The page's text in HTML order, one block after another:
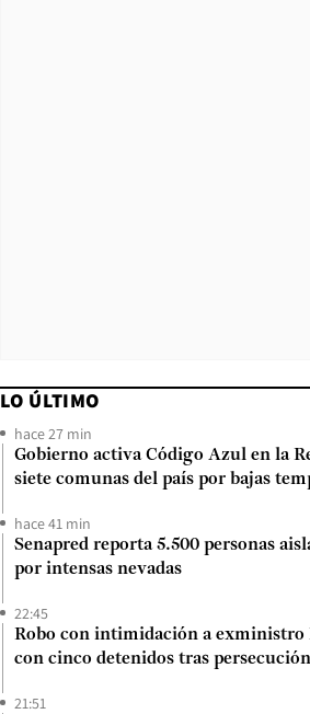
LO ÚLTIMO
hace 27 min
Gobierno activa Código Azul en la
siete comunas del país por bajas
hace 41 min
Senapred reporta 5.500 personas
por intensas nevadas
22:45
Robo con intimidación a
con cinco detenidos tras
21:51